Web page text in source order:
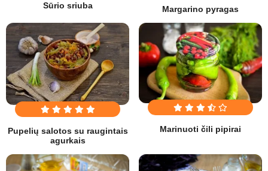
Sūrio sriuba Margarino pyragas
Pupelių salotos su raugintais
agurkais
Marinuoti čili pipirai